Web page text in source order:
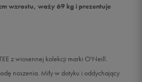
wzrostu, waży 69 kg i prezentuje
z wiosennej kolekcji marki O'Neill.
noszenia. Miły w dotyku i oddychający